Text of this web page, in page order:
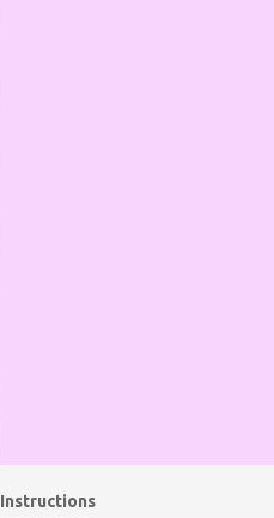
Instructions